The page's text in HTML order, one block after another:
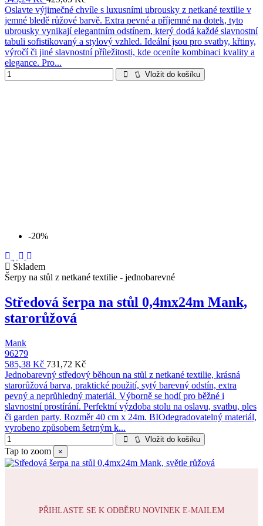
Oslavte výjimečné chvíle s luxusními ubrousky z netkané textilie v
jemné bledě růžové barvě. Extra pevné a příjemné na dotek, tyto
ubrousky vynikají elegantním odstínem, který dodá každé slavnostní
tabuli sofistikovaný a stylový vzhled. Ideální jsou pro svatby, křtiny,
výročí či jiné slavnostní příležitosti, kde oceníte kombinaci kvality a
elegance. Pro...
Vložit do košíku
-20%
Skladem
Šerpy na stůl z netkané textilie - jednobarevné
Středová šerpa na stůl 0,4mx24m Mank,
starorůžová
Mank
96279
585,38 Kč 731,72 Kč
Jednobarevný středový běhoun na stůl z netkané textilie, krásná
starorůžová barva, praktické použití, sytý barevný odstín, extra
pevný a neprůhledný materiál. Výborně se hodí pro běžné i
slavnostní prostírání. Perfektní výzdoba stolu na oslavu, svatbu, ples
či garden party. Rozměr 40 cm x 24m. BIOdegradovatelný materiál,
vyrobeno způsobem šetrným k...
Vložit do košíku
Tap to zoom ×
PŘIHLASTE SE K ODBĚRU NOVINEK E-MAILEM